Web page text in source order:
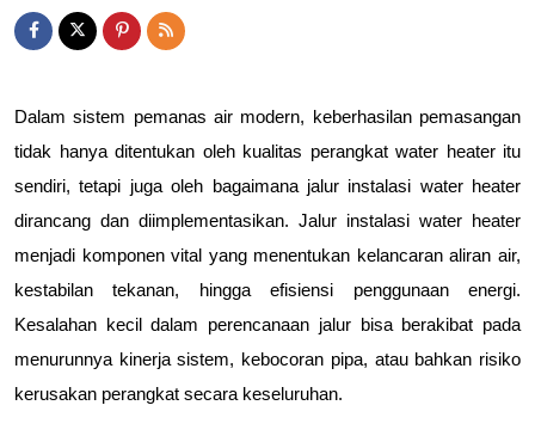
Dalam sistem pemanas air modern, keberhasilan pemasangan
tidak hanya ditentukan oleh kualitas perangkat water heater itu
sendiri, tetapi juga oleh bagaimana jalur instalasi water heater
dirancang dan diimplementasikan. Jalur instalasi water heater
menjadi komponen vital yang menentukan kelancaran aliran air,
kestabilan tekanan, hingga efisiensi penggunaan energi.
Kesalahan kecil dalam perencanaan jalur bisa berakibat pada
menurunnya kinerja sistem, kebocoran pipa, atau bahkan risiko
kerusakan perangkat secara keseluruhan.